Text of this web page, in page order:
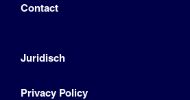
Contact
Juridisch
Privacy Policy